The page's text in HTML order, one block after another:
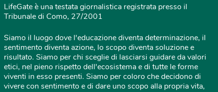
LifeGate è una testata giornalistica registrata presso il
Tribunale di Como, 27/2001
Siamo il luogo dove l'educazione diventa determinazione, il
sentimento diventa azione, lo scopo diventa soluzione e
risultato. Siamo per chi sceglie di lasciarsi guidare da valori
etici, nel pieno rispetto dell'ecosistema e di tutte le forme
viventi in esso presenti. Siamo per coloro che decidono di
vivere con sentimento e di dare uno scopo alla propria vita,